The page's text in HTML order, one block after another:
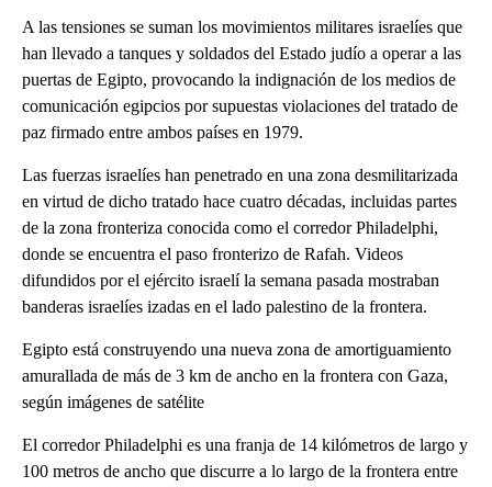
A las tensiones se suman los movimientos militares israelíes que
han llevado a tanques y soldados del Estado judío a operar a las
puertas de Egipto, provocando la indignación de los medios de
comunicación egipcios por supuestas violaciones del tratado de
paz firmado entre ambos países en 1979.
Las fuerzas israelíes han penetrado en una zona desmilitarizada
en virtud de dicho tratado hace cuatro décadas, incluidas partes
de la zona fronteriza conocida como el corredor Philadelphi,
donde se encuentra el paso fronterizo de Rafah. Videos
difundidos por el ejército israelí la semana pasada mostraban
banderas israelíes izadas en el lado palestino de la frontera.
Egipto está construyendo una nueva zona de amortiguamiento
amurallada de más de 3 km de ancho en la frontera con Gaza,
según imágenes de satélite
El corredor Philadelphi es una franja de 14 kilómetros de largo y
100 metros de ancho que discurre a lo largo de la frontera entre